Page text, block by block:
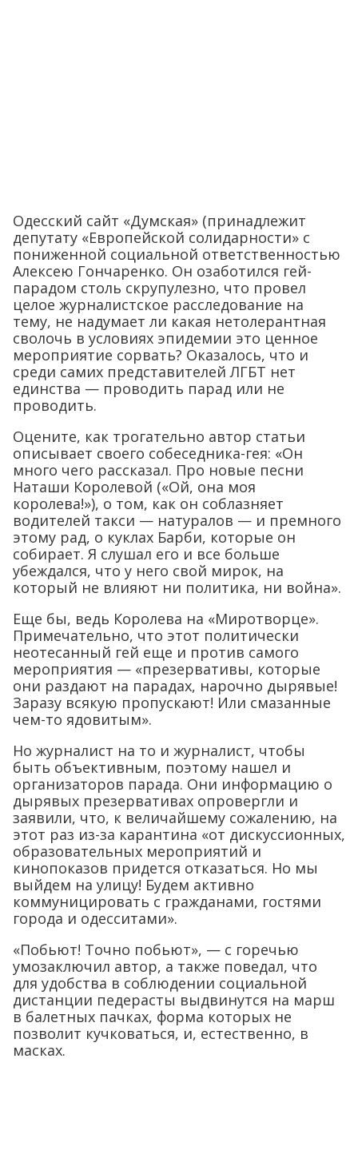
Одесский сайт «Думская» (принадлежит
депутату «Европейской солидарности» с
пониженной социальной ответственностью
Алексею Гончаренко. Он озаботился гей-
парадом столь скрупулезно, что провел
целое журналистское расследование на
тему, не надумает ли какая нетолерантная
сволочь в условиях эпидемии это ценное
мероприятие сорвать? Оказалось, что и
среди самих представителей ЛГБТ нет
единства — проводить парад или не
проводить.
Оцените, как трогательно автор статьи
описывает своего собеседника-гея: «Он
много чего рассказал. Про новые песни
Наташи Королевой («Ой, она моя
королева!»), о том, как он соблазняет
водителей такси — натуралов — и премного
этому рад, о куклах Барби, которые он
собирает. Я слушал его и все больше
убеждался, что у него свой мирок, на
который не влияют ни политика, ни война».
Еще бы, ведь Королева на «Миротворце».
Примечательно, что этот политически
неотесанный гей еще и против самого
мероприятия — «презервативы, которые
они раздают на парадах, нарочно дырявые!
Заразу всякую пропускают! Или смазанные
чем-то ядовитым».
Но журналист на то и журналист, чтобы
быть объективным, поэтому нашел и
организаторов парада. Они информацию о
дырявых презервативах опровергли и
заявили, что, к величайшему сожалению, на
этот раз из-за карантина «от дискуссионных,
образовательных мероприятий и
кинопоказов придется отказаться. Но мы
выйдем на улицу! Будем активно
коммуницировать с гражданами, гостями
города и одесситами».
«Побьют! Точно побьют», — с горечью
умозаключил автор, а также поведал, что
для удобства в соблюдении социальной
дистанции педерасты выдвинутся на марш
в балетных пачках, форма которых не
позволит кучковаться, и, естественно, в
масках.